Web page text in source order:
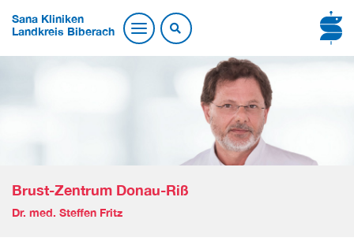
Sana Kliniken
Landkreis Biberach
Brust-Zentrum Donau-Riß
Dr. med. Steffen Fritz